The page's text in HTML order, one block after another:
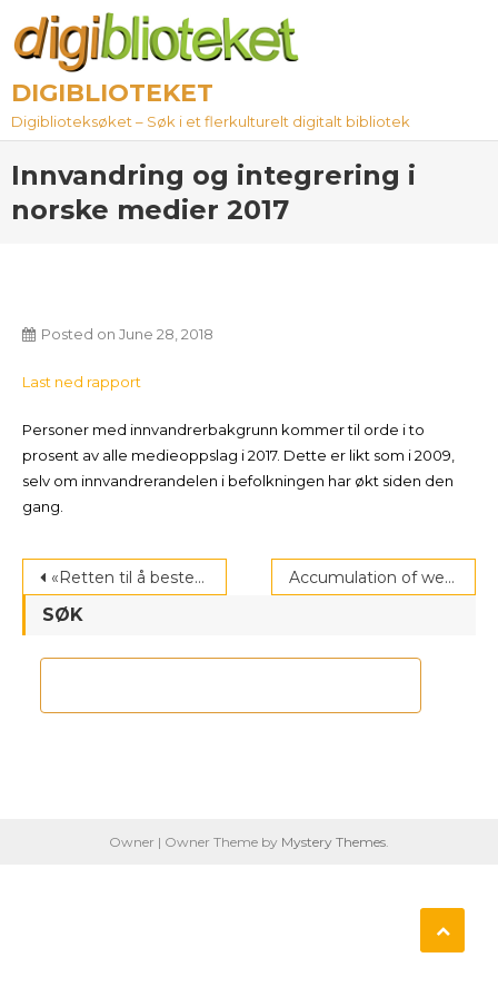
content
DIGIBLIOTEKET
Digiblioteksøket – Søk i et flerkulturelt digitalt bibliotek
Innvandring og integrering i
norske medier 2017
Posted on June 28, 2018
Last ned rapport
Personer med innvandrerbakgrunn kommer til orde i to
prosent av alle medieoppslag i 2017. Dette er likt som i 2009,
selv om innvandrerandelen i befolkningen har økt siden den
gang.
Post
navigation
«Retten til å bestemme over eget liv. Handlingsplan mot negativ sosial kontroll, tvangsekteskap og kjønnslemlestelse (2017-2020)» Accumulation of welfare problems among immigrants in Norway
SØK
Owner | Owner Theme by Mystery Themes.